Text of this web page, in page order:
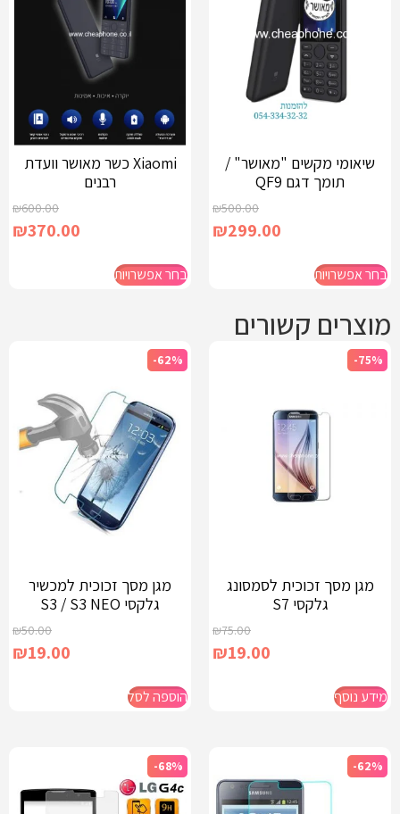
שיאומי מקשים "מאושר" /
תומך דגם QF9
₪500.00
₪299.00
בחר אפשרויות
Xiaomi כשר מאושר וועדת
רבנים
₪600.00
₪370.00
בחר אפשרויות
מוצרים קשורים
-75%
מגן מסך זכוכית לסמסונג
גלקסי S7
₪75.00
₪19.00
מידע נוסף
-62%
מגן מסך זכוכית למכשיר
גלקסי S3 / S3 NEO
₪50.00
₪19.00
הוספה לסל
-62%
-68%